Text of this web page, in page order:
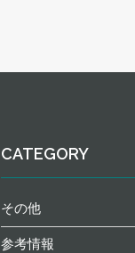
CATEGORY
その他
参考情報